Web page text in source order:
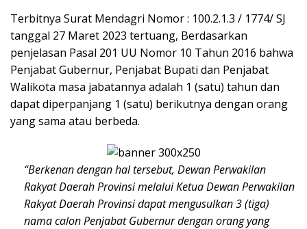
Terbitnya Surat Mendagri Nomor : 100.2.1.3 / 1774/ SJ
tanggal 27 Maret 2023 tertuang, Berdasarkan
penjelasan Pasal 201 UU Nomor 10 Tahun 2016 bahwa
Penjabat Gubernur, Penjabat Bupati dan Penjabat
Walikota masa jabatannya adalah 1 (satu) tahun dan
dapat diperpanjang 1 (satu) berikutnya dengan orang
yang sama atau berbeda.
“Berkenan dengan hal tersebut, Dewan Perwakilan
Rakyat Daerah Provinsi melalui Ketua Dewan Perwakilan
Rakyat Daerah Provinsi dapat mengusulkan 3 (tiga)
nama calon Penjabat Gubernur dengan orang yang